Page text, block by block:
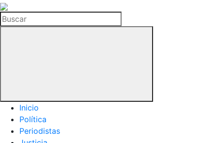
La
Hemeroteca
del
Buscar
Inicio
Política
Periodistas